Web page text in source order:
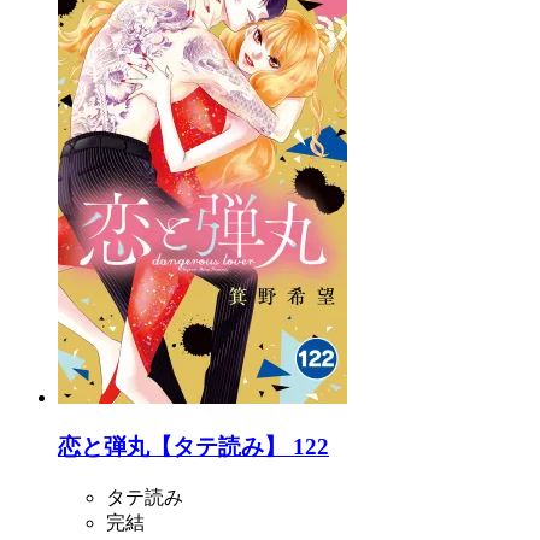
恋と弾丸【タテ読み】 122
タテ読み
完結